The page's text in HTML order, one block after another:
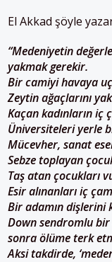
El Akkad şöyle
“Medeniyetin
yakmak gerekir.
Bir camiyi havaya
Zeytin ağaçlarını
Kaçan kadınların iç
Üniversiteleri yerle
Mücevher, sanat
Sebze toplayan
Taş atan çocukları
Esir alınanları iç
Bir adamın dişlerini
Down sendromlu
sonra ölüme terk
Aksi takdirde,